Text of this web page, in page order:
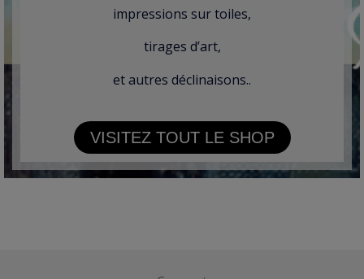
impressions sur toiles,
tirages d’art,
et autres déclinaisons..
VISITEZ TOUT LE SHOP